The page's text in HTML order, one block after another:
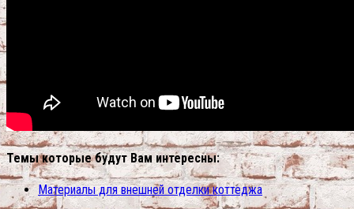
Темы которые будут Вам интересны:
Материалы для внешней отделки коттеджа